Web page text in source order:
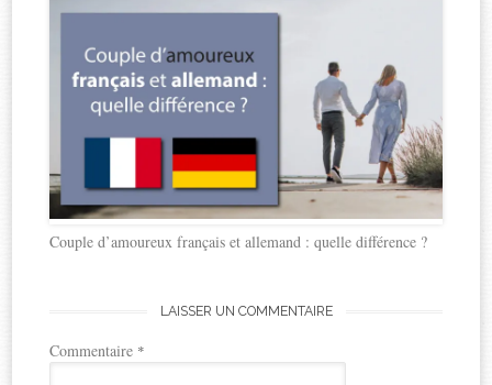
Couple d’amoureux français et allemand : quelle différence ?
LAISSER UN COMMENTAIRE
Commentaire *